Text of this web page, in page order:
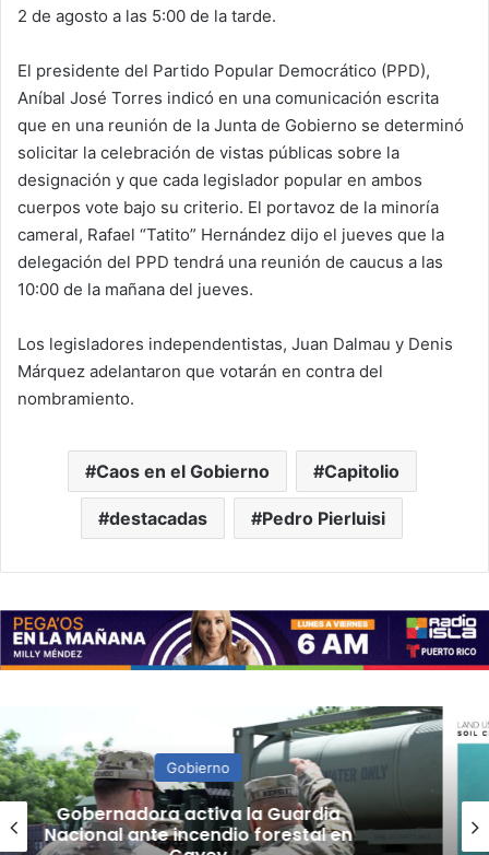
2 de agosto a las 5:00 de la tarde.
El presidente del Partido Popular Democrático (PPD),
Aníbal José Torres indicó en una comunicación escrita
que en una reunión de la Junta de Gobierno se determinó
solicitar la celebración de vistas públicas sobre la
designación y que cada legislador popular en ambos
cuerpos vote bajo su criterio. El portavoz de la minoría
cameral, Rafael “Tatito” Hernández dijo el jueves que la
delegación del PPD tendrá una reunión de caucus a las
10:00 de la mañana del jueves.
Los legisladores independentistas, Juan Dalmau y Denis
Márquez adelantaron que votarán en contra del
nombramiento.
Caos en el Gobierno Capitolio
destacadas Pedro Pierluisi
Gobierno
“Camisa hecha a la medida”:
Planificador cuestiona aprobación